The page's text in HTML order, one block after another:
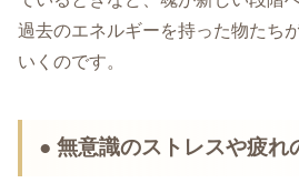
過去のエネルギーを持った物たち
いくのです。
● 無意識のストレスや疲れ